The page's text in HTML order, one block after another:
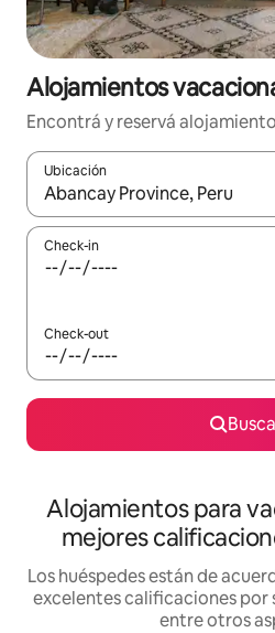
Alojamientos
Encontrá y reservá
Ubicación
Cuando los resultados estén
Check-in
Check-out
Alojamientos para
mejores
Los huéspedes están de
excelentes calificaciones por
entre otros